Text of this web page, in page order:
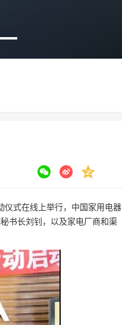
仪式在线上举行，中国家用电器
书长刘钊，以及家电厂商和渠